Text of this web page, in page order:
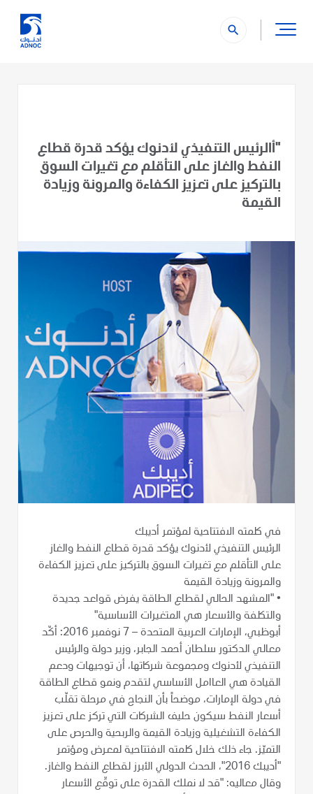
search
"أالرئيس التنفيذي لأدنوك يؤكد قدرة قطاع
النفط والغاز على التأقلم مع تغيرات السوق
بالتركيز على تعزيز الكفاءة والمرونة وزيادة
القيمة
في كلمته الافتتاحية لمؤتمر أديبك
الرئيس التنفيذي لأدنوك يؤكد قدرة قطاع النفط والغاز
على التأقلم مع تغيرات السوق بالتركيز على تعزيز الكفاءة
والمرونة وزيادة القيمة
• "المشهد الحالي لقطاع الطاقة يفرض قواعد جديدة
والتكلفة والأسعار هي المتغيرات الأساسية"
أبوظبي، الإمارات العربية المتحدة – 7 نوفمبر 2016: أكّد
معالي الدكتور سلطان أحمد الجابر، وزير دولة والرئيس
التنفيذي لأدنوك ومجموعة شركاتها، أن توجيهات ودعم
القيادة هي العاامل الأساسي لتقدم ونمو قطاع الطاقة
في دولة الإمارات، موضحاً بأن النجاح في مرحلة تقلّب
أسعار النفط سيكون حليف الشركات التي تركز على تعزيز
الكفاءة التشغيلية وزيادة القيمة والربحية والحرص على
التميّز. جاء ذلك خلال كلمته الافتتاحية لمعرض ومؤتمر
"أديبك 2016"، الحدث الدولي الأبرز لقطاع النفط والغاز.
وقال معاليه: "قد لا نملك القدرة على توقّع الأسعار